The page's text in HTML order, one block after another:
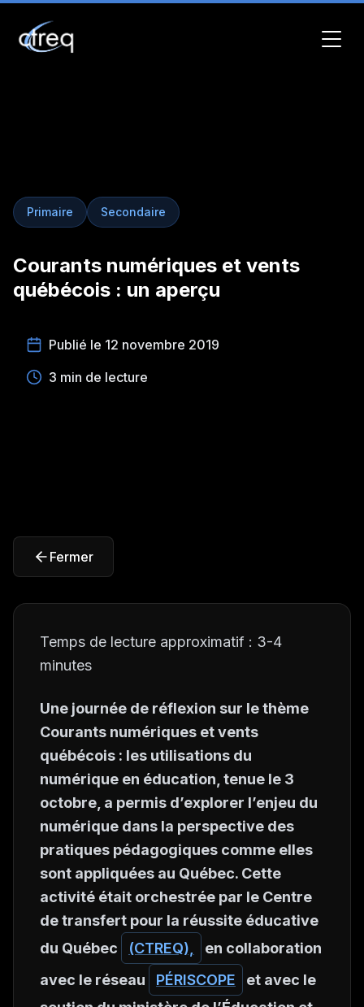
Primaire Secondaire
Courants numériques et vents
québécois : un aperçu
Publié le 12 novembre 2019
3 min de lecture
Fermer
Temps de lecture approximatif : 3-4
minutes
Une journée de réflexion sur le thème
Courants numériques et vents
québécois : les utilisations du
numérique en éducation , tenue le 3
octobre, a permis d’explorer l’enjeu du
numérique dans la perspective des
pratiques pédagogiques comme elles
sont appliquées au Québec. Cette
activité était orchestrée par le Centre
de transfert pour la réussite éducative
du Québec
(CTREQ),
en collaboration
avec le réseau
PÉRISCOPE
et avec le